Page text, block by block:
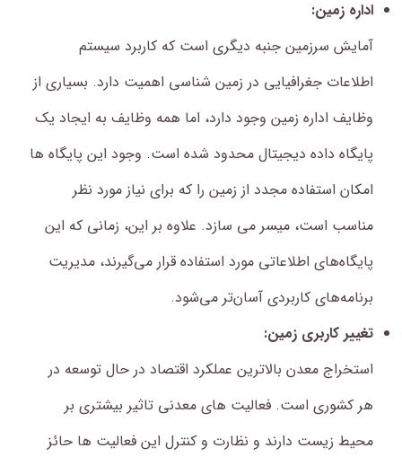
اداره زمین:
آمایش سرزمین جنبه دیگری است که کاربرد سیستم
اطلاعات جغرافیایی در زمین شناسی اهمیت دارد. بسیاری از
وظایف اداره زمین وجود دارد، اما همه وظایف به ایجاد یک
پایگاه داده دیجیتال محدود شده است. وجود این پایگاه ها
امکان استفاده مجدد از زمین را که برای نیاز مورد نظر
مناسب است، میسر می سازد. علاوه بر این، زمانی که این
پایگاه‌های اطلاعاتی مورد استفاده قرار می‌گیرند، مدیریت
برنامه‌های کاربردی آسان‌تر می‌شود.
تغییر کاربری زمین:
استخراج معدن بالاترین عملکرد اقتصاد در حال توسعه در
هر کشوری است. فعالیت های معدنی تاثیر بیشتری بر
محیط زیست دارند و نظارت و کنترل این فعالیت ها حائز